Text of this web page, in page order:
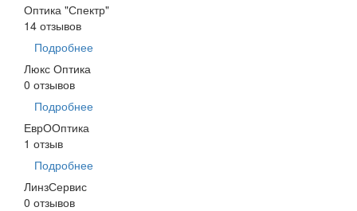
Оптика "Спектр"
14 отзывов
Подробнее
Люкс Оптика
0 отзывов
Подробнее
ЕврООптика
1 отзыв
Подробнее
ЛинзСервис
0 отзывов